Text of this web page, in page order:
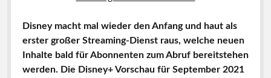
Disney macht mal wieder den Anfang und haut als
erster großer Streaming-Dienst raus, welche neuen
Inhalte bald für Abonnenten zum Abruf bereitstehen
werden. Die Disney+ Vorschau für September 2021